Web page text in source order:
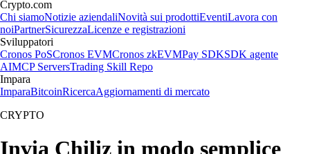
Crypto.com
Chi siamoNotizie aziendaliNovità sui prodottiEventiLavora con
noiPartnerSicurezzaLicenze e registrazioni
Sviluppatori
Cronos PoSCronos EVMCronos zkEVMPay SDKSDK agente
AIMCP ServersTrading Skill Repo
Impara
ImparaBitcoinRicercaAggiornamenti di mercato
CRYPTO
Invia Chiliz in modo semplice